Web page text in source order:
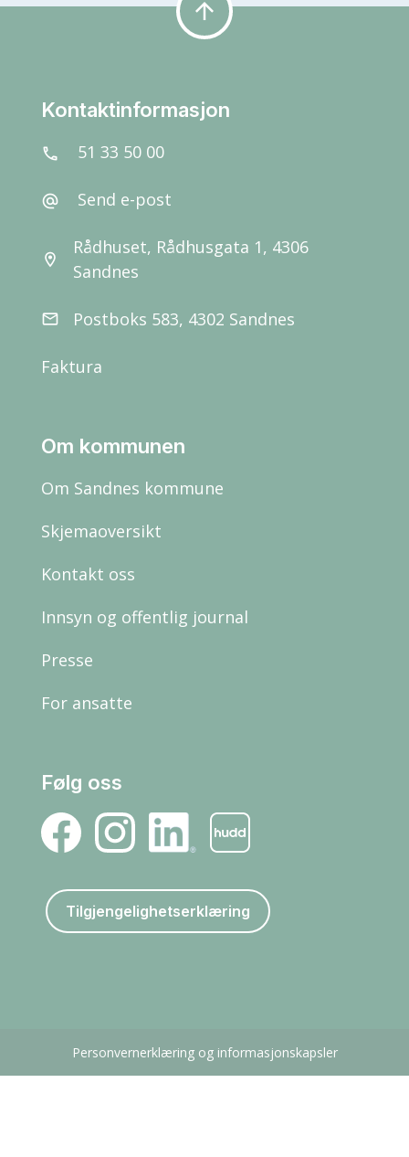
arrow_upward
Kontaktinformasjon
call 51 33 50 00
alternate_email Send e-post
location_on
Rådhuset, Rådhusgata 1, 4306
Sandnes
email Postboks 583, 4302 Sandnes
Faktura
Om kommunen
Om Sandnes kommune
Skjemaoversikt
Kontakt oss
Innsyn og offentlig journal
Presse
For ansatte
Følg oss
Tilgjengelighetserklæring
Personvernerklæring og informasjonskapsler